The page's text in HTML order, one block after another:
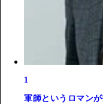
1
軍師というロマン